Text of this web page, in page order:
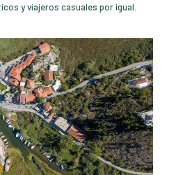
y viajeros casuales por igual.